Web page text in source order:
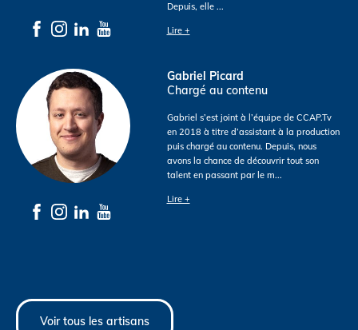
Voir tous les artisans
Depuis, elle ...
Lire +
Gabriel Picard
Chargé au contenu
Gabriel s’est joint à l’équipe de CCAP.Tv
en 2018 à titre d’assistant à la production
puis chargé au contenu. Depuis, nous
avons la chance de découvrir tout son
talent en passant par le m...
Lire +